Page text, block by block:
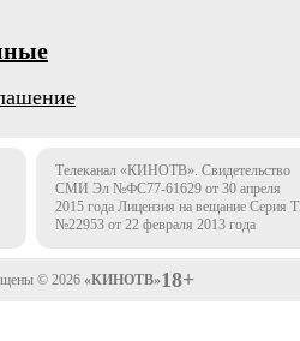
Телеканал «КИНОТВ». Свидетельство
СМИ Эл №ФС77-61629 от 30 апреля
2015 года Лицензия на вещание Серия
№22953 от 22 февраля 2013 года
© 2026 «КИНОТВ»18+